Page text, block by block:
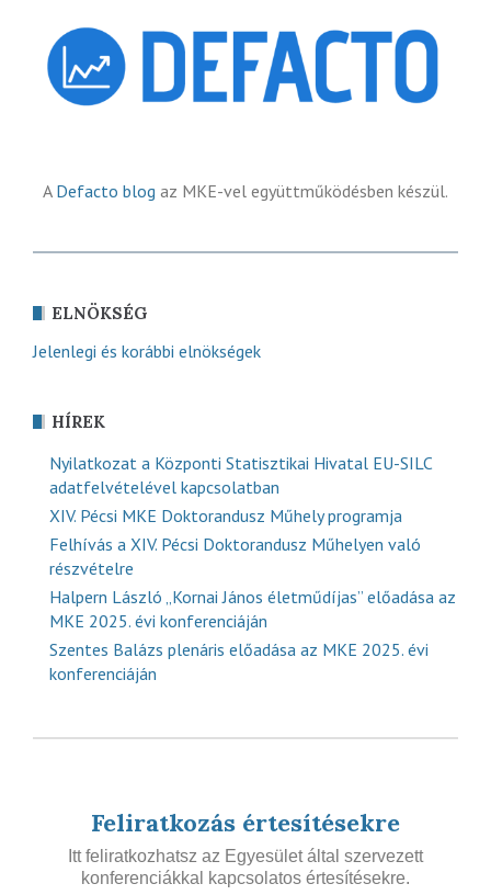
A Defacto blog az MKE-vel együttműködésben készül.
ELNÖKSÉG
Jelenlegi és korábbi elnökségek
HÍREK
Nyilatkozat a Központi Statisztikai Hivatal EU-SILC
adatfelvételével kapcsolatban
XIV. Pécsi MKE Doktorandusz Műhely programja
Felhívás a XIV. Pécsi Doktorandusz Műhelyen való
részvételre
Halpern László „Kornai János életműdíjas” előadása az
MKE 2025. évi konferenciáján
Szentes Balázs plenáris előadása az MKE 2025. évi
konferenciáján
Feliratkozás értesítésekre
Itt feliratkozhatsz az Egyesület által szervezett
konferenciákkal kapcsolatos értesítésekre.